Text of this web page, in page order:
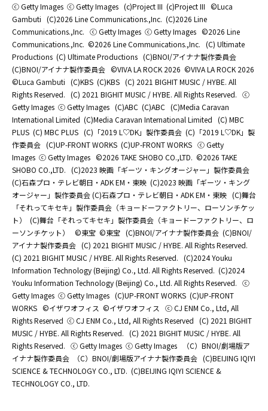
ⓒ Getty Images ⓒ Getty Images (c)Project III (c)Project III ©Luca
Gambuti (C)2026 Line Communications.,Inc. (C)2026 Line
Communications.,Inc. ⓒ Getty Images ⓒ Getty Images ©2026 Line
Communications.,Inc. ©2026 Line Communications.,Inc. (C) Ultimate
Productions (C) Ultimate Productions (C)BNOI/アイナナ製作委員会
(C)BNOI/アイナナ製作委員会 ©️VIVA LA ROCK 2026 ©️VIVA LA ROCK 2026
©Luca Gambuti (C)KBS (C)KBS (C) 2021 BIGHIT MUSIC / HYBE. All
Rights Reserved. (C) 2021 BIGHIT MUSIC / HYBE. All Rights Reserved. ⓒ
Getty Images ⓒ Getty Images (C)ABC (C)ABC (C)Media Caravan
International Limited (C)Media Caravan International Limited (C) MBC
PLUS (C) MBC PLUS (C)「2019 L♡DK」製作委員会 (C)「2019 L♡DK」製
作委員会 (C)UP-FRONT WORKS (C)UP-FRONT WORKS ⓒ Getty
Images ⓒ Getty Images ©2026 TAKE SHOBO CO.,LTD. ©2026 TAKE
SHOBO CO.,LTD. (C)2023 映画「ギーツ・キングオージャー」製作委員会
(C)石森プロ・テレビ朝日・ADK EM・東映 (C)2023 映画「ギーツ・キング
オージャー」製作委員会 (C)石森プロ・テレビ朝日・ADK EM・東映 (C)舞台
「それってキセキ」製作委員会（キョードーファクトリー、ローソンチケッ
ト）
(C)舞台「それってキセキ」製作委員会（キョードーファクトリー、ロ
ーソンチケット）
©東宝 ©東宝 (C)BNOI/アイナナ製作委員会 (C)BNOI/
アイナナ製作委員会 (C) 2021 BIGHIT MUSIC / HYBE. All Rights Reserved.
(C) 2021 BIGHIT MUSIC / HYBE. All Rights Reserved. (C)2024 Youku
Information Technology (Beijing) Co., Ltd. All Rights Reserved. (C)2024
Youku Information Technology (Beijing) Co., Ltd. All Rights Reserved. ⓒ
Getty Images ⓒ Getty Images (C)UP-FRONT WORKS (C)UP-FRONT
WORKS ©イザワオフィス ©イザワオフィス
ⓒ CJ ENM Co., Ltd, All
Rights Reserved ⓒ CJ ENM Co., Ltd, All Rights Reserved (C) 2021 BIGHIT
MUSIC / HYBE. All Rights Reserved. (C) 2021 BIGHIT MUSIC / HYBE. All
Rights Reserved. ⓒ Getty Images ⓒ Getty Images
（C）BNOI/劇場版ア
イナナ製作委員会
（C）BNOI/劇場版アイナナ製作委員会 (C)BEIJING IQIYI
SCIENCE & TECHNOLOGY CO., LTD. (C)BEIJING IQIYI SCIENCE &
TECHNOLOGY CO., LTD.